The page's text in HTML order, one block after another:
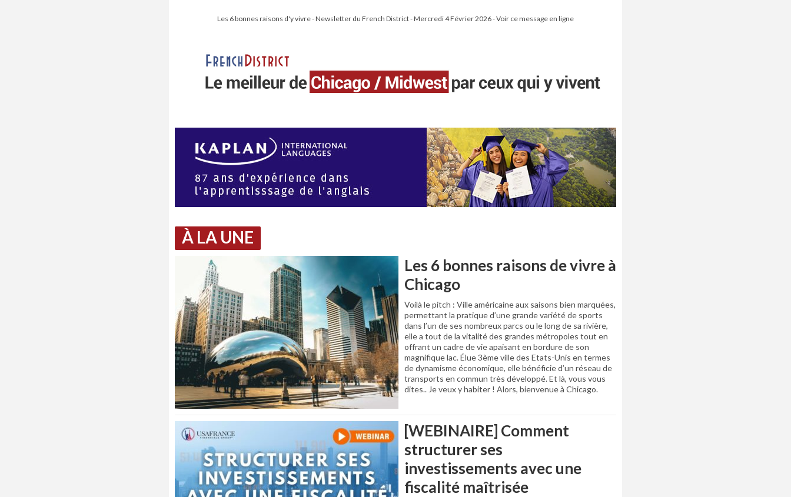
Les 6 bonnes raisons d'y vivre - Newsletter du French District - Mercredi 4 Février 2026 - Voir ce message en ligne
À LA UNE
Les 6 bonnes raisons de vivre à
Chicago
Voilà le pitch : Ville américaine aux saisons bien marquées,
permettant la pratique d’une grande variété de sports
dans l’un de ses nombreux parcs ou le long de sa rivière,
elle a tout de la vitalité des grandes métropoles tout en
offrant un cadre de vie apaisant en bordure de son
magnifique lac. Élue 3ème ville des Etats-Unis en termes
de dynamisme économique, elle bénéficie d’un réseau de
transports en commun très développé. Et là, vous vous
dites.. Je veux y habiter ! Alors, bienvenue à Chicago.
[WEBINAIRE] Comment
structurer ses
investissements avec une
fiscalité maîtrisée